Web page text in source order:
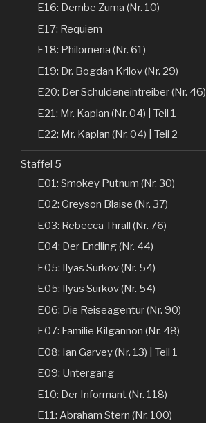
E16: Dembe Zuma (Nr. 10)
E17: Requiem
E18: Philomena (Nr. 61)
E19: Dr. Bogdan Krilov (Nr. 29)
E20: Der Schuldeneintreiber (Nr. 46)
E21: Mr. Kaplan (Nr. 04) | Teil 1
E22: Mr. Kaplan (Nr. 04) | Teil 2
Staffel 5
E01: Smokey Putnum (Nr. 30)
E02: Greyson Blaise (Nr. 37)
E03: Rebecca Thrall (Nr. 76)
E04: Der Endling (Nr. 44)
E05: Ilyas Surkov (Nr. 54)
E05: Ilyas Surkov (Nr. 54)
E06: Die Reiseagentur (Nr. 90)
E07: Familie Kilgannon (Nr. 48)
E08: Ian Garvey (Nr. 13) | Teil 1
E09: Untergang
E10: Der Informant (Nr. 118)
E11: Abraham Stern (Nr. 100)